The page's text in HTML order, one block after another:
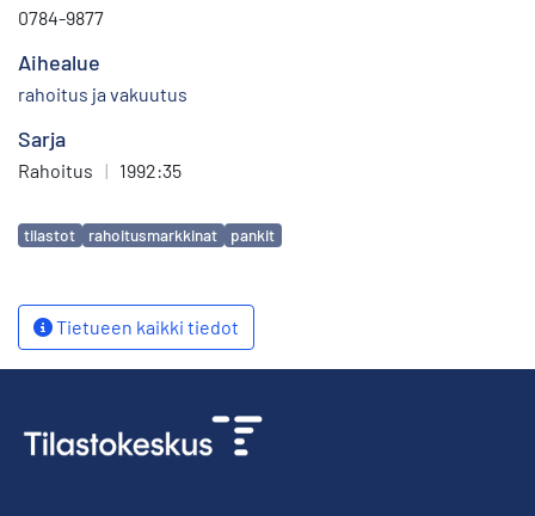
0784-9877
Aihealue
rahoitus ja vakuutus
Sarja
Rahoitus | 1992:35
Avainsanat
tilastot rahoitusmarkkinat pankit
Tietueen kaikki tiedot